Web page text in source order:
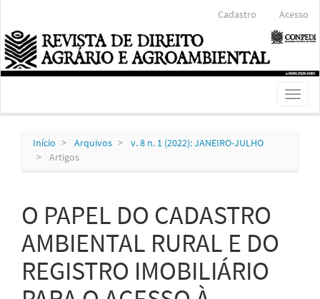
Conteúdo
principal
Barra
Lateral
Cadastro Acesso
Toggle
Início Arquivos
v. 8 n. 1 (2022): JANEIRO-JULHO
Artigos
O PAPEL DO CADASTRO
AMBIENTAL RURAL E DO
REGISTRO IMOBILIÁRIO